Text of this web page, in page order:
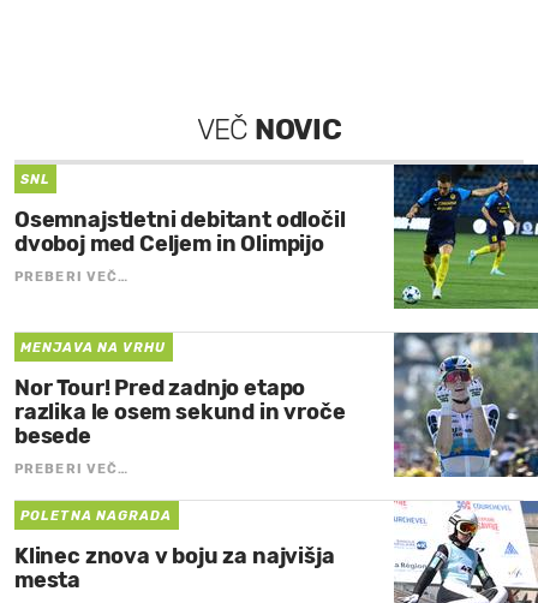
VEČ NOVIC
SNL
Osemnajstletni debitant odločil
dvoboj med Celjem in Olimpijo
PREBERI VEČ…
MENJAVA NA VRHU
Nor Tour! Pred zadnjo etapo
razlika le osem sekund in vroče
besede
PREBERI VEČ…
POLETNA NAGRADA
Klinec znova v boju za najvišja
mesta